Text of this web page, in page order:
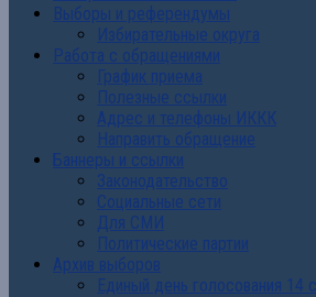
Выборы и референдумы
Избирательные округа
Работа с обращениями
График приема
Полезные ссылки
Адрес и телефоны ИККК
Направить обращение
Баннеры и ссылки
Законодательство
Социальные сети
Для СМИ
Политические партии
Архив выборов
Единый день голосования 14